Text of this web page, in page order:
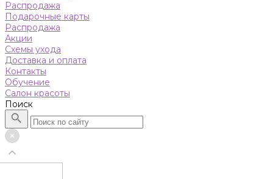
Распродажа
Подарочные карты
Распродажа
Акции
Схемы ухода
Доставка и оплата
Контакты
Обучение
Салон красоты
Поиск